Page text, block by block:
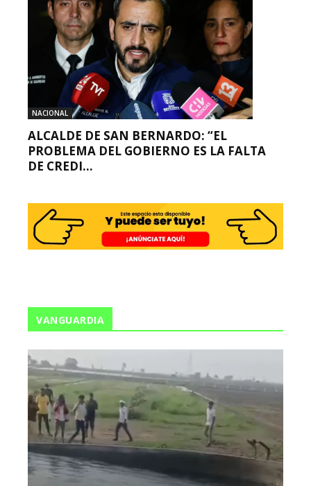
NACIONAL
ALCALDE DE SAN BERNARDO: “EL
PROBLEMA DEL GOBIERNO ES LA FALTA
DE CREDI...
VANGUARDIA